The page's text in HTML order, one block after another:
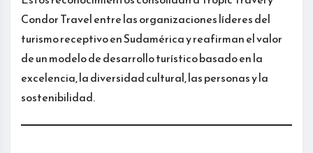
Condor Travel entre las organizaciones líderes del
turismo receptivo en Sudamérica y reafirman el valor
de un modelo de desarrollo turístico basado en la
excelencia, la diversidad cultural, las personas y la
sostenibilidad.